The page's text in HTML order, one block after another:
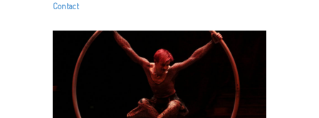
Contact